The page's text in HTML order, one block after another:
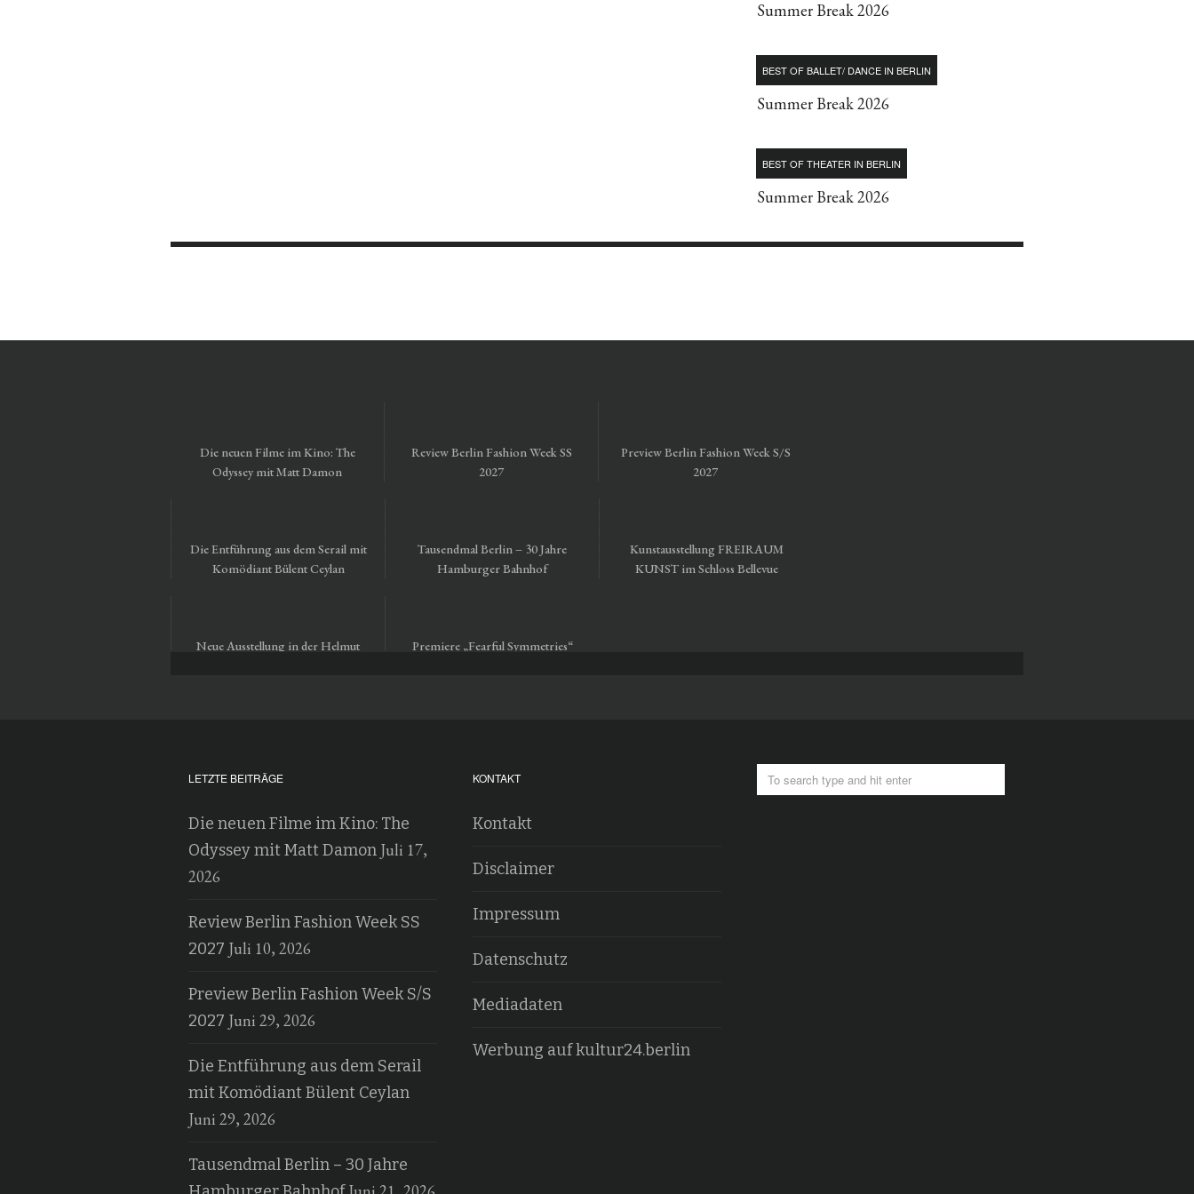
Summer Break 2026
BEST OF BALLET/ DANCE IN BERLIN
Summer Break 2026
BEST OF THEATER IN BERLIN
Summer Break 2026
Die neuen Filme im Kino: The
Odyssey mit Matt Damon
Review Berlin Fashion Week SS
2027
Preview Berlin Fashion Week S/S
2027
Die Entführung aus dem Serail mit
Komödiant Bülent Ceylan
Tausendmal Berlin – 30 Jahre
Hamburger Bahnhof
Kunstausstellung FREIRAUM
KUNST im Schloss Bellevue
Neue Ausstellung in der Helmut
Premiere „Fearful Symmetries“
LETZTE BEITRÄGE
Die neuen Filme im Kino: The
Odyssey mit Matt Damon Juli 17,
2026
Review Berlin Fashion Week SS
2027 Juli 10, 2026
Preview Berlin Fashion Week S/S
2027 Juni 29, 2026
Die Entführung aus dem Serail
mit Komödiant Bülent Ceylan
Juni 29, 2026
Tausendmal Berlin – 30 Jahre
KONTAKT
Kontakt
Disclaimer
Impressum
Datenschutz
Mediadaten
Werbung auf kultur24.berlin